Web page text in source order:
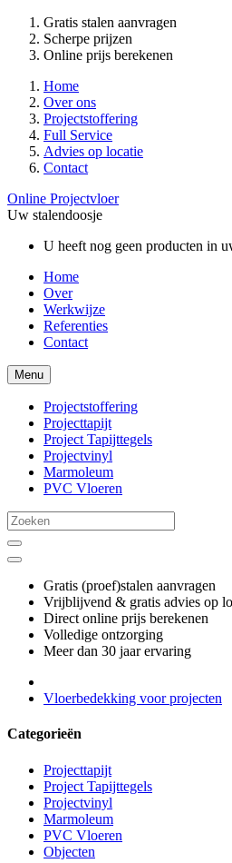
Gratis stalen aanvragen
Scherpe prijzen
Online prijs berekenen
Home
Over ons
Projectstoffering
Full Service
Advies op locatie
Contact
Online Projectvloer
Uw stalendoosje
U heeft nog geen producten in
Home
Over
Werkwijze
Referenties
Contact
Menu
Projectstoffering
Projecttapijt
Project Tapijttegels
Projectvinyl
Marmoleum
PVC Vloeren
Gratis (proef)stalen aanvragen
Vrijblijvend & gratis advies op
Direct online prijs berekenen
Volledige ontzorging
Meer dan 30 jaar ervaring
Vloerbedekking voor projecten
Categorieën
Projecttapijt
Project Tapijttegels
Projectvinyl
Marmoleum
PVC Vloeren
Objecten